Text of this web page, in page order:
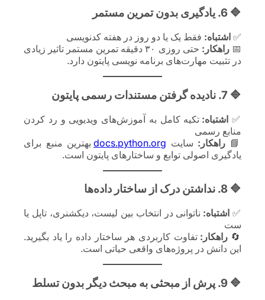
🔷 6. یادگیری بدون تمرین مستمر
✅ اشتباه: فقط یک یا دو روز در هفته کدنویسی
📅راهکار:
حتی روزی ۳۰ دقیقه تمرین مستمر تاثیر زیادی
در تثبیت مهارت‌های برنامه نویسی پایتون دارد.
🔷 7. نادیده گرفتن مستندات رسمی پایتون
✅ اشتباه: تکیه کامل به آموزش‌های ویدیویی و رد کردن
منابع رسمی
📘 راهکار: سایت docs.python.org بهترین منبع برای
یادگیری اصولی توابع و ساختارهای پایتون است.
🔷 8. نداشتن درک از ساختار داده‌ها
✅ اشتباه: ناتوانی در انتخاب بین لیست، دیکشنری، تاپل یا
ست
🔄راهکار: تفاوت کاربردی هر ساختار داده را یاد بگیرید.
این دانش در پروژه‌های واقعی حیاتی است.
🔷 9. پرش از مبحثی به مبحث دیگر بدون تسلط